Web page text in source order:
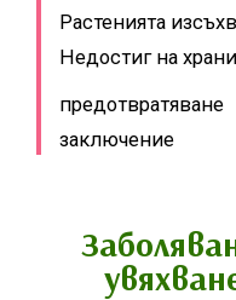
Растенията
Недостиг на
предотвратяване
заключение